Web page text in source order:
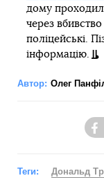
дому
через
поліцейські.
інформацію.
Автор: Олег
Теги: Дональд